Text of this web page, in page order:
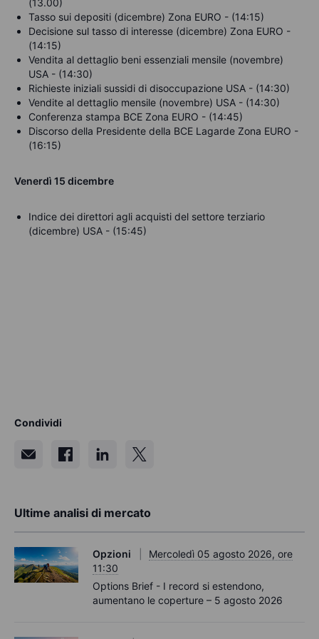
Tasso sui depositi (dicembre) Zona EURO - (14:15)
Decisione sul tasso di interesse (dicembre) Zona EURO -
(14:15)
Vendita al dettaglio beni essenziali mensile (novembre)
USA - (14:30)
Richieste iniziali sussidi di disoccupazione USA - (14:30)
Vendite al dettaglio mensile (novembre) USA - (14:30)
Conferenza stampa BCE Zona EURO - (14:45)
Discorso della Presidente della BCE Lagarde Zona EURO -
(16:15)
Venerdì 15 dicembre
Indice dei direttori agli acquisti del settore terziario
(dicembre) USA - (15:45)
Condividi
Ultime analisi di mercato
Opzioni
Mercoledì 05 agosto 2026, ore
11:30
Options Brief - I record si estendono,
aumentano le coperture – 5 agosto 2026